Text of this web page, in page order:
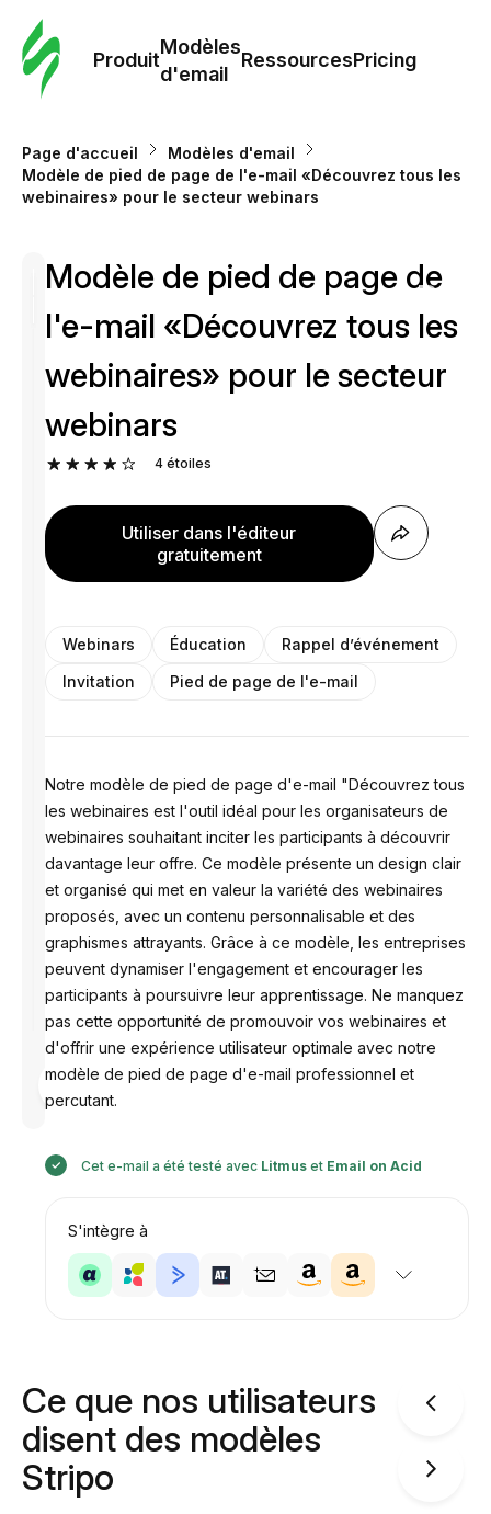
Produit
Modèles
d'email
RessourcesPricing
Page d'accueil
Modèles d'email
Modèle de pied de page de l'e-mail «Découvrez tous les
webinaires» pour le secteur webinars
Conçu par
Anastasiia
Modèle de pied de page de
l'e-mail «Découvrez tous les
webinaires» pour le secteur
webinars
4étoiles
Utiliser dans l'éditeur
gratuitement
Webinars Éducation
Rappel d’événement
Invitation
Pied de page de l'e-mail
Notre modèle de pied de page d'e-mail "Découvrez tous
les webinaires est l'outil idéal pour les organisateurs de
webinaires souhaitant inciter les participants à découvrir
davantage leur offre. Ce modèle présente un design clair
et organisé qui met en valeur la variété des webinaires
proposés, avec un contenu personnalisable et des
graphismes attrayants. Grâce à ce modèle, les entreprises
peuvent dynamiser l'engagement et encourager les
participants à poursuivre leur apprentissage. Ne manquez
pas cette opportunité de promouvoir vos webinaires et
d'offrir une expérience utilisateur optimale avec notre
modèle de pied de page d'e-mail professionnel et
percutant.
Cet e-mail a été testé avec Litmuset Email on Acid
S'intègre à
Ce que nos utilisateurs
disent des modèles
Stripo